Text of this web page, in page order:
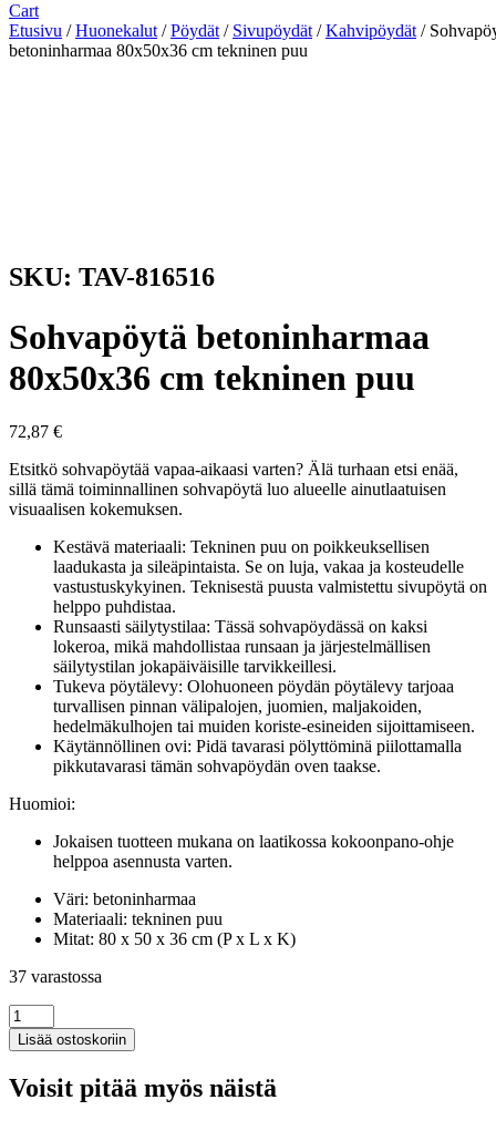
Cart
Etusivu /Huonekalut /Pöydät / Sivupöydät /Kahvipöydät /
betoninharmaa 80x50x36 cm tekninen puu
SKU: TAV-816516
Sohvapöytä betoninharmaa
80x50x36 cm tekninen puu
72,87 €
Etsitkö sohvapöytää vapaa-aikaasi varten? Älä turhaan etsi enää,
sillä tämä toiminnallinen sohvapöytä luo alueelle ainutlaatuisen
visuaalisen kokemuksen.
Kestävä materiaali: Tekninen puu on poikkeuksellisen
laadukasta ja sileäpintaista. Se on luja, vakaa ja kosteudelle
vastustuskykyinen. Teknisestä puusta valmistettu sivupöytä on
helppo puhdistaa.
Runsaasti säilytystilaa: Tässä sohvapöydässä on kaksi
lokeroa, mikä mahdollistaa runsaan ja järjestelmällisen
säilytystilan jokapäiväisille tarvikkeillesi.
Tukeva pöytälevy: Olohuoneen pöydän pöytälevy tarjoaa
turvallisen pinnan välipalojen, juomien, maljakoiden,
hedelmäkulhojen tai muiden koriste-esineiden sijoittamiseen.
Käytännöllinen ovi: Pidä tavarasi pölyttöminä piilottamalla
pikkutavarasi tämän sohvapöydän oven taakse.
Huomioi:
Jokaisen tuotteen mukana on laatikossa kokoonpano-ohje
helppoa asennusta varten.
Väri: betoninharmaa
Materiaali: tekninen puu
Mitat: 80 x 50 x 36 cm (P x L x K)
37 varastossa
Sohvapöytä
betoninharmaa
80x50x36
tekninen
Lisää ostoskoriin
Voisit pitää myös näistä